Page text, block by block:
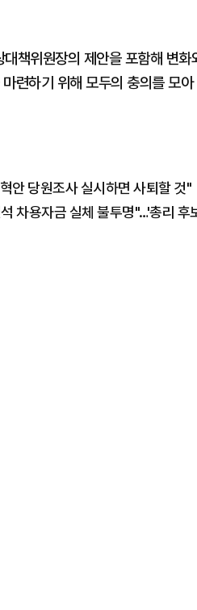
책위원장의 제안을 포함해 변
련하기 위해 모두의 충의를 모
안 당원조사 실시하면 사퇴할 것"
차용자금 실체 불투명"…'총리 후